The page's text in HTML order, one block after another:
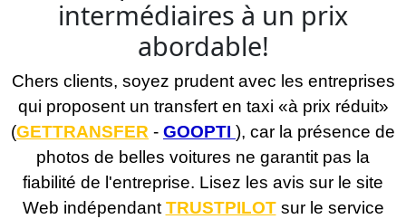
intermédiaires à un prix
abordable!
Chers clients, soyez prudent avec les entreprises
qui proposent un transfert en taxi «à prix réduit»
(GETTRANSFER - GOOPTI ), car la présence de
photos de belles voitures ne garantit pas la
fiabilité de l'entreprise. Lisez les avis sur le site
Web indépendantTRUSTPILOTsur le service